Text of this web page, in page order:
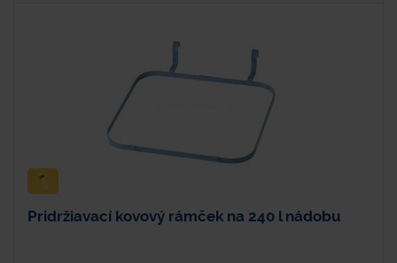
Pridržiavací kovový rámček na 240 l nádobu